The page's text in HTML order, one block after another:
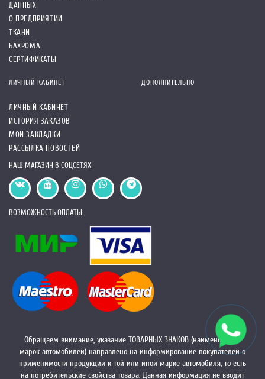
ДАННЫХ
О ПРЕДПРИЯТИИ
ТКАНИ
БАХРОМА
СЕРТИФИКАТЫ
ЛИЧНЫЙ КАБИНЕТ
ЛИЧНЫЙ КАБИНЕТ
ИСТОРИЯ ЗАКАЗОВ
МОИ ЗАКЛАДКИ
РАССЫЛКА НОВОСТЕЙ
ДОПОЛНИТЕЛЬНО
НАШ МАГАЗИН В СОЦСЕТЯХ
ВОЗМОЖНОСТЬ ОПЛАТЫ
Обращаем внимание, указание ТОВАРНЫХ ЗНАКОВ (наименований
марок автомобилей) направлено на информирование покупателей о
применимости продукции к той или иной марке автомобиля, то есть
на потребительские свойства товара. Данная информация не вводит